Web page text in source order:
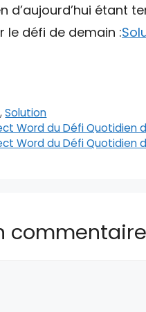
d’aujourd’hui étant
le défi de demain :
,Solution
Word du Défi Quotidien
Word du Défi Quotidien
commentaire